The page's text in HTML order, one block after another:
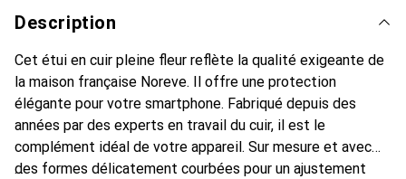
Description
Cet étui en cuir pleine fleur reflète la qualité exigeante de
la maison française Noreve. Il offre une protection
élégante pour votre smartphone. Fabriqué depuis des
années par des experts en travail du cuir, il est le
complément idéal de votre appareil. Sur mesure et avec
des formes délicatement courbées pour un ajustement